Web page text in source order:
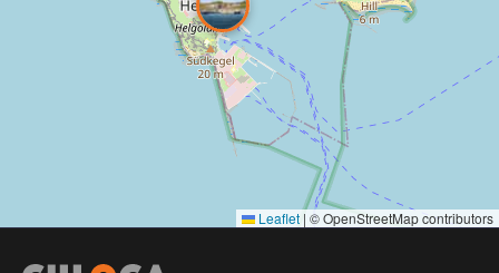
Leaflet | © OpenStreetMap contributors